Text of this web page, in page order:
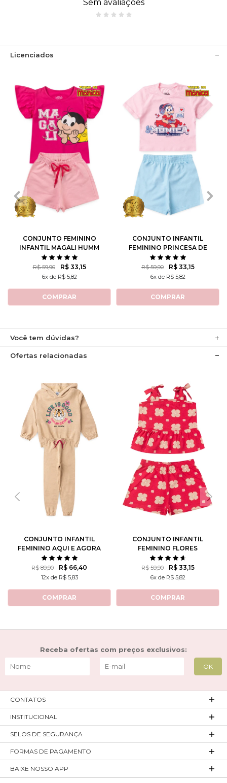
Sem avaliações
Licenciados
1 6
CONJUNTO FEMININO
INFANTIL MAGALI HUMM
AMO MELANCIA- TURMA
DA MÔNICA
R$ 59,90 R$ 33,15
6x de R$ 5,82
COMPRAR
1 6
10
CONJUNTO INFANTIL
FEMININO PRINCESA DE
ATITUDE - TURMA DA
MÔNICA
R$ 59,90 R$ 33,15
6x de R$ 5,82
COMPRAR
Você tem dúvidas?
Ofertas relacionadas
CONJUNTO INFANTIL
FEMININO AQUI E AGORA
R$ 89,90 R$ 66,40
12x de R$ 5,83
COMPRAR
CONJUNTO INFANTIL
FEMININO FLORES
ROTATIVAS
R$ 59,90 R$ 33,15
6x de R$ 5,82
COMPRAR
Receba ofertas com preços exclusivos:
CONTATOS
INSTITUCIONAL
SELOS DE SEGURANÇA
FORMAS DE PAGAMENTO
BAIXE NOSSO APP